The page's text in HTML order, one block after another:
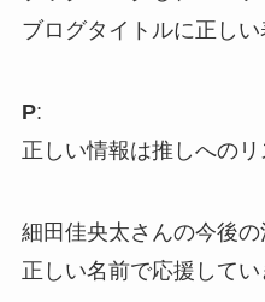
ブログタイトルに正しい
P:
正しい情報は推しへのリ
細田佳央太さんの今後の
正しい名前で応援してい